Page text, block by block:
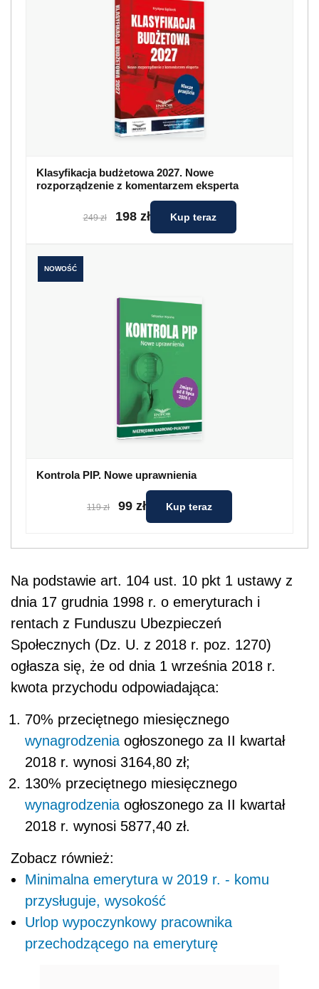
Klasyfikacja budżetowa 2027. Nowe
rozporządzenie z komentarzem eksperta
249 zł 198 zł Kup teraz
NOWOŚĆ
Kontrola PIP. Nowe uprawnienia
119 zł 99 zł Kup teraz
Na podstawie art. 104 ust. 10 pkt 1 ustawy z
dnia 17 grudnia 1998 r. o emeryturach i
rentach z Funduszu Ubezpieczeń
Społecznych (Dz. U. z 2018 r. poz. 1270)
ogłasza się, że od dnia 1 września 2018 r.
kwota przychodu odpowiadająca:
70% przeciętnego miesięcznego
wynagrodzenia ogłoszonego za II kwartał
2018 r. wynosi 3164,80 zł;
130% przeciętnego miesięcznego
wynagrodzenia ogłoszonego za II kwartał
2018 r. wynosi 5877,40 zł.
Zobacz również:
Minimalna emerytura w 2019 r. - komu
przysługuje, wysokość
Urlop wypoczynkowy pracownika
przechodzącego na emeryturę